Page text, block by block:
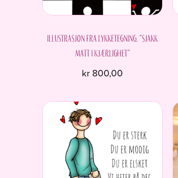
produktsiden
Illustrasjon fra Lykketegning. “Sjakk
matt i kjærlighet”
kr 800,00